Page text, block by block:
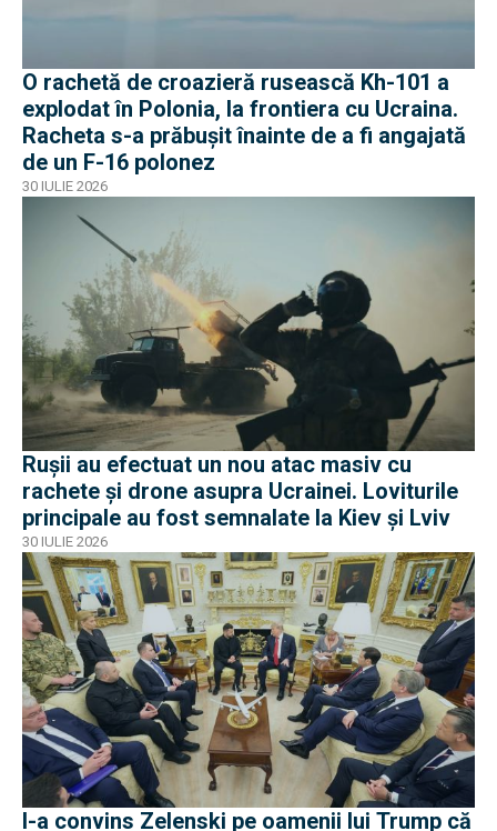
O rachetă de croazieră rusească Kh-101 a
explodat în Polonia, la frontiera cu Ucraina.
Racheta s-a prăbușit înainte de a fi angajată
de un F-16 polonez
30 IULIE 2026
Rușii au efectuat un nou atac masiv cu
rachete și drone asupra Ucrainei. Loviturile
principale au fost semnalate la Kiev și Lviv
30 IULIE 2026
I-a convins Zelenski pe oamenii lui Trump că